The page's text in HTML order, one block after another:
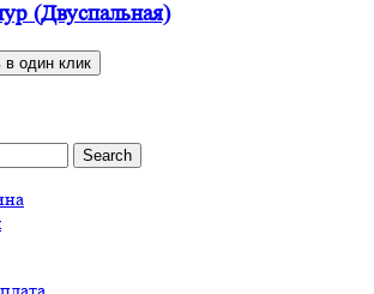
(Двуспальная)
в один клик
Search